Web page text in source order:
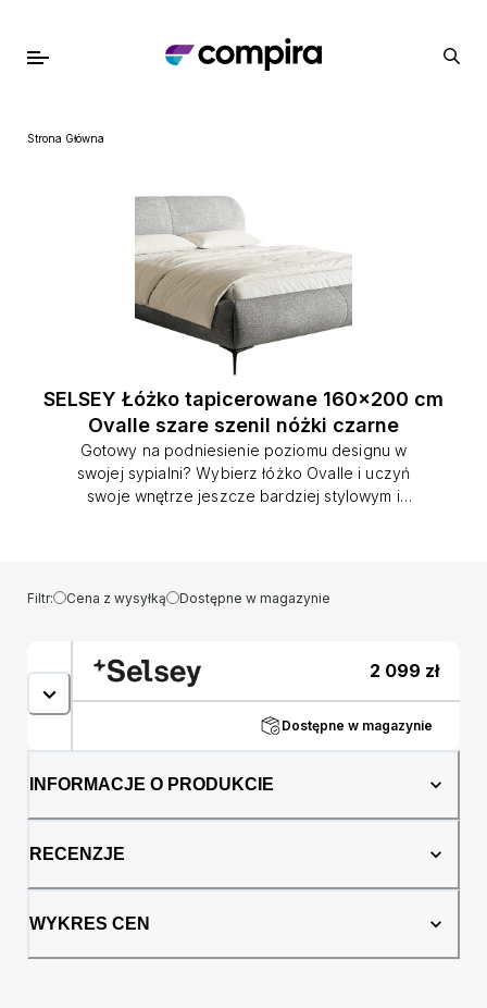
Strona Główna
SELSEY Łóżko tapicerowane 160x200 cm
Ovalle szare szenil nóżki czarne
Gotowy na podniesienie poziomu designu w
swojej sypialni? Wybierz łóżko Ovalle i uczyń
swoje wnętrze jeszcze bardziej stylowym i
o obłym kształcie, który nadaje mu
wyjątkowego uroku. Jego obły kształt jest nie
ponieważ pozwala na wygodne oparcie się
podczas czytania książki lub oglądania
telewizji. To łóżko jest idealnym wyborem do
minimalistycznych i nowoczesnych wnętrz,
gdzie elegancja i prostota są na wagę złota.
element, który wyróżnia łóżko Ovalle. Te
eleganckie nóżki nadają mu lekkości i
podłogą, co tworzy efekt przestrzeni i
sprawia, że sypialnia wydaje się większa.
łóżka Ovalle. Wykonany z trwałego drewna,
posiadający 32 listwy, zapewnia solidne
Filtr: Cena z wysyłką Dostępne w magazynie
2 099 zł
Dostępne w magazynie
INFORMACJE O PRODUKCIE
RECENZJE
WYKRES CEN